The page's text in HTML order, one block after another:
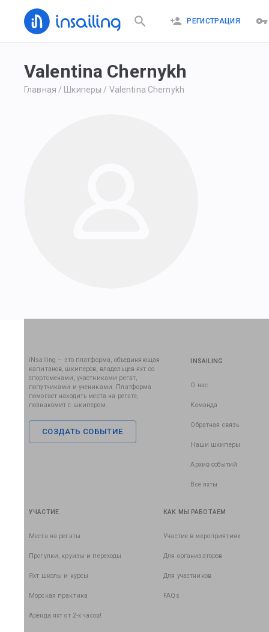
РЕГИСТРАЦИЯ
Valentina Chernykh
Главная / Шкиперы / Valentina Chernykh
iNsailing – это платформа, объединяющая
капитанов, шкиперов, владельцев яхт со
спортсменами, участниками регат,
попутчиками и учениками. Платформа
помогает находить места на регате,
познакомит с шкипером.
СОЗДАТЬ СОБЫТИЕ
INSAILING
О нас
Команда
Обратная связь
Наши шкиперы
Архив событий
Все яхты
УЧАСТИЕ
Места на регаты
Прогулки, круизы и переходы
Яхт школы и курсы
Морская практика
Аренда яхт от 2-х часов!
КАК МЫ РАБОТАЕМ
Участие в мероприятиях
Для организаторов
Для участников
FAQs